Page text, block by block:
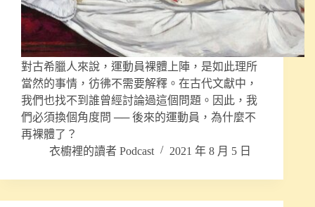
對古希臘人來說，運動員裸體上陣，是如此理所
當然的事情，彷彿不需要解釋。在古代文獻中，
我們也找不到誰曾經討論過這個問題。因此，我
們必須換個角度問 ── 後來的運動員，為什麼不
再裸體了？
衣櫥裡的讀者 Podcast
2021 年 8 月 5 日